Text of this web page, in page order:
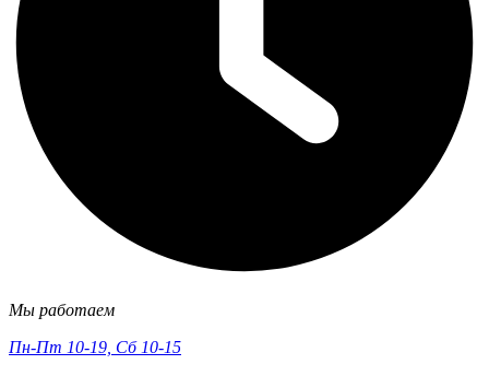
Мы работаем
Пн-Пт 10-19, Сб 10-15